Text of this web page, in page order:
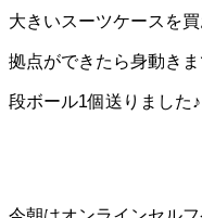
大きいスーツケースを
拠点ができたら身動き
段ボール1個送りました♪